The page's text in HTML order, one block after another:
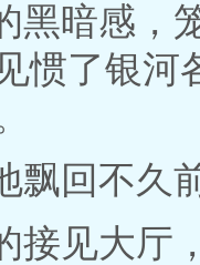
黑暗感，
惯了银
飘回不久
接见大厅